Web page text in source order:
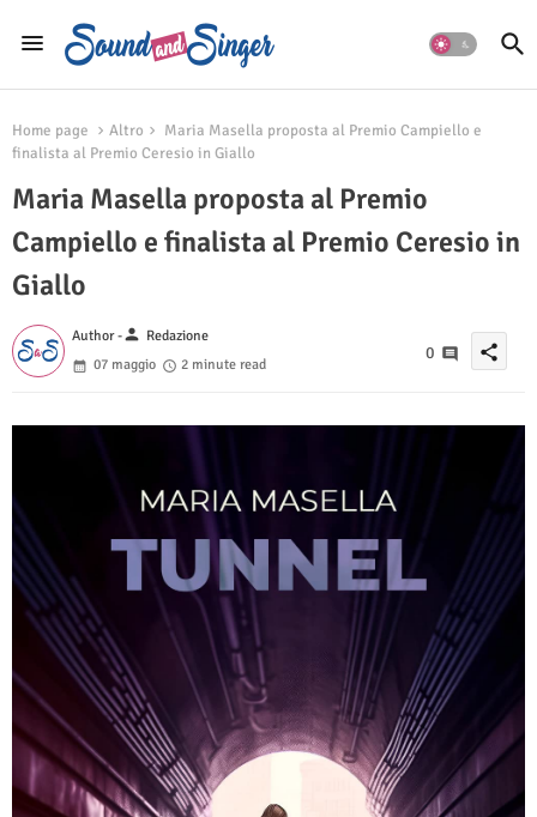
Home page Altro
Maria Masella proposta al Premio Campiello e
finalista al Premio Ceresio in Giallo
Maria Masella proposta al Premio
Campiello e finalista al Premio Ceresio in
Giallo
Author -person Redazione
07 maggio
2 minute read
0 share